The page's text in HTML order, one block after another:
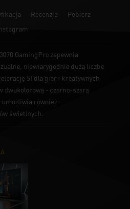
Recenzje
Pobierz
GamingPro zapewnia
niewiarygodnie dużą liczbę
SI dla gier i kreatywnych
dwukolorową - czarno-szarą
umożliwia również
świetlnych.